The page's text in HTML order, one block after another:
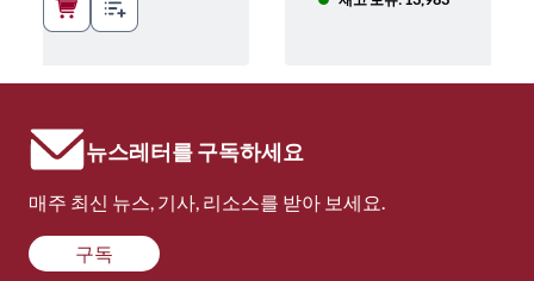
뉴스레터를 구독하세요
매주 최신 뉴스, 기사, 리소스를 받아 보세요.
구독